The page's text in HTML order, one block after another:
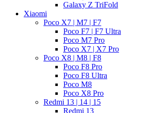
Galaxy Z TriFold
Xiaomi
Poco X7 | M7 | F7
Poco F7 | F7 Ultra
Poco M7 Pro
Poco X7 | X7 Pro
Poco X8 | M8 | F8
Poco F8 Pro
Poco F8 Ultra
Poco M8
Poco X8 Pro
Redmi 13 | 14 | 15
Redmi 13